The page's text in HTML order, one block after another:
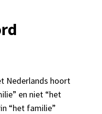
Nederlands hoort
en niet “het
“het familie”